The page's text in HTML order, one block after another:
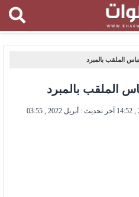
الملقب بالمبرد
الملقب بالمبرد
آخر تحديث : أبريل 2022 , 03:55